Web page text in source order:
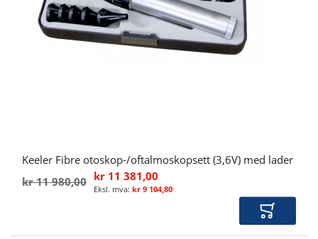
Keeler Fibre otoskop-/oftalmoskopsett (3,6V) med lader
kr 11 381,00
kr 9 104,80
kr 11 980,00
Legg i